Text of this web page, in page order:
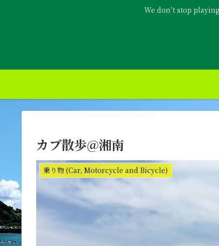
We don’t stop
カブ散歩@湘南
乗り物 (Car, Motorcycle and Bicycle)